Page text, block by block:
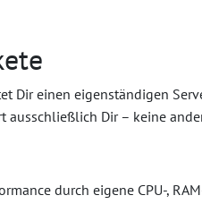
Dir einen eigenständigen
ausschließlich Dir – keine
durch eigene CPU-,